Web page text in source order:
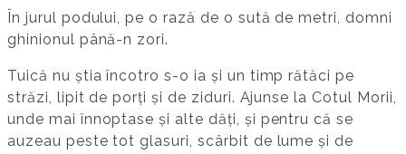
În jurul podului, pe o rază de o sută de metri, domni
ghinionul până-n zori.
Tuică nu știa încotro s-o ia și un timp rătăci pe
străzi, lipit de porți și de ziduri. Ajunse la Cotul Morii,
unde mai înnoptase și alte dăți, și pentru că se
auzeau peste tot glasuri, scârbit de lume și de